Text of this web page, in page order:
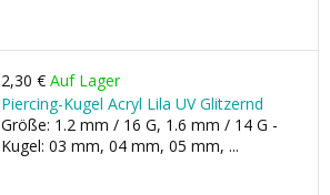
2,30 € Auf Lager
Piercing-Kugel Acryl Lila UV Glitzernd
Größe: 1.2 mm / 16 G, 1.6 mm / 14 G -
Kugel: 03 mm, 04 mm, 05 mm, ...